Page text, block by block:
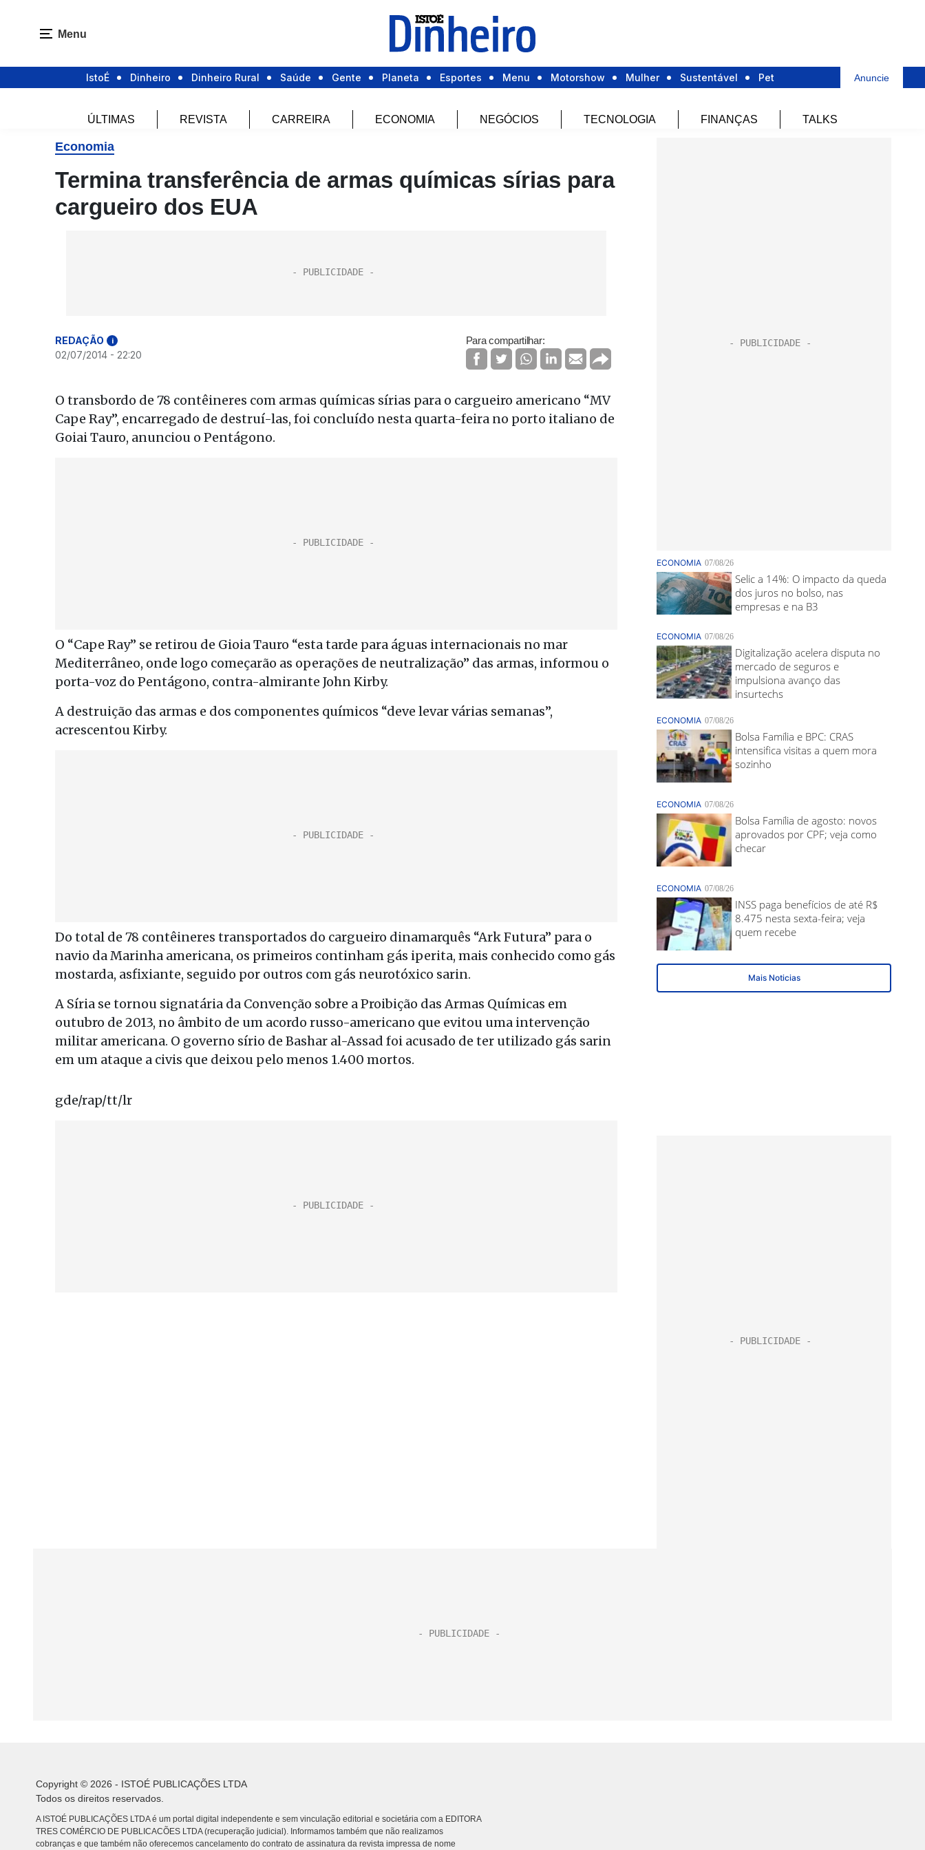
Menu
IstoÉ Dinheiro Dinheiro Rural Saúde Gente Planeta Esportes Menu Motorshow Mulher Sustentável Pet Anuncie
ÚLTIMAS REVISTA CARREIRA ECONOMIA NEGÓCIOS TECNOLOGIA FINANÇAS TALKS
Economia
Termina transferência de armas químicas sírias para
cargueiro dos EUA
REDAÇÃO i
02/07/2014 - 22:20
Para compartilhar:
O transbordo de 78 contêineres com armas químicas sírias para o cargueiro americano “MV
Cape Ray”, encarregado de destruí-las, foi concluído nesta quarta-feira no porto italiano de
Goiai Tauro, anunciou o Pentágono.
O “Cape Ray” se retirou de Gioia Tauro “esta tarde para águas internacionais no mar
Mediterrâneo, onde logo começarão as operações de neutralização” das armas, informou o
porta-voz do Pentágono, contra-almirante John Kirby.
A destruição das armas e dos componentes químicos “deve levar várias semanas”,
acrescentou Kirby.
Do total de 78 contêineres transportados do cargueiro dinamarquês “Ark Futura” para o
navio da Marinha americana, os primeiros continham gás iperita, mais conhecido como gás
mostarda, asfixiante, seguido por outros com gás neurotóxico sarin.
A Síria se tornou signatária da Convenção sobre a Proibição das Armas Químicas em
outubro de 2013, no âmbito de um acordo russo-americano que evitou uma intervenção
militar americana. O governo sírio de Bashar al-Assad foi acusado de ter utilizado gás sarin
em um ataque a civis que deixou pelo menos 1.400 mortos.
gde/rap/tt/lr
Copyright © 2026 - ISTOÉ PUBLICAÇÕES LTDA
Todos os direitos reservados.
A ISTOÉ PUBLICAÇÕES LTDA é um portal digital independente e sem vinculação editorial e societária com a EDITORA
TRES COMÉRCIO DE PUBLICACÕES LTDA (recuperação judicial). Informamos também que não realizamos
cobranças e que também não oferecemos cancelamento do contrato de assinatura da revista impressa de nome